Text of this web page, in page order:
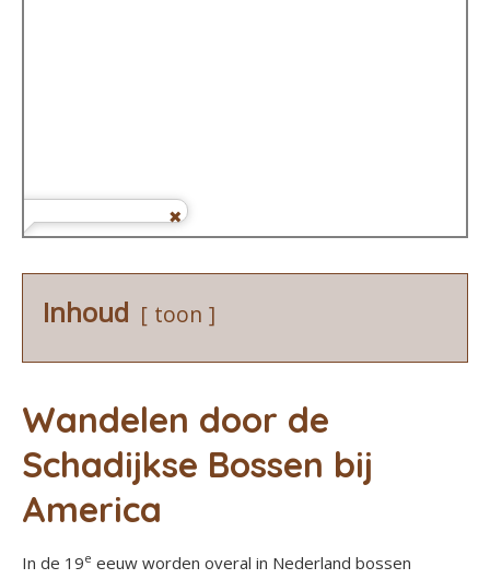
Inhoud toon
Wandelen door de
Schadijkse Bossen bij
America
In de 19e eeuw worden overal in Nederland bossen